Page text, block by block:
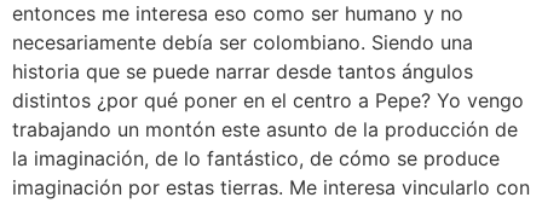
entonces me interesa eso como ser humano y no
necesariamente debía ser colombiano. Siendo una
historia que se puede narrar desde tantos ángulos
distintos ¿por qué poner en el centro a Pepe? Yo vengo
trabajando un montón este asunto de la producción de
la imaginación, de lo fantástico, de cómo se produce
imaginación por estas tierras. Me interesa vincularlo con